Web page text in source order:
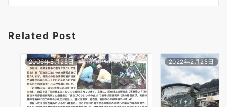
ン
Related Post
2006年8月25日 2022年2月25日